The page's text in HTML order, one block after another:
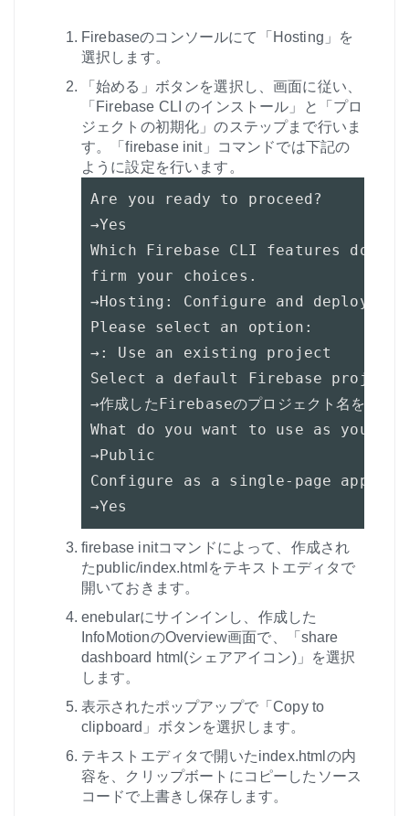
Firebaseのコンソールにて「Hosting」を
選択します。
「始める」ボタンを選択し、画面に従い、
「Firebase CLI のインストール」と「プロ
ジェクトの初期化」のステップまで行いま
す。
「firebase init」コマンドでは下記の
ように設定を行います。
Are you ready to proceed?
→Yes
Which Firebase CLI features do
firm your choices.
→Hosting: Configure and deploy
Please select an option:
→: Use an existing project
Select a default Firebase
→作成したFirebaseのプロジェクト名を選択
What do you want to use as your
→Public
Configure as a single-page app
→Yes
firebase initコマンドによって、作成され
たpublic/index.htmlをテキストエディタで
開いておきます。
enebularにサインインし、作成した
InfoMotionのOverview画面で、「share
dashboard html(シェアアイコン)」を選択
します。
表示されたポップアップで「Copy to
clipboard」ボタンを選択します。
テキストエディタで開いたindex.htmlの内
容を、クリップボートにコピーしたソース
コードで上書きし保存します。